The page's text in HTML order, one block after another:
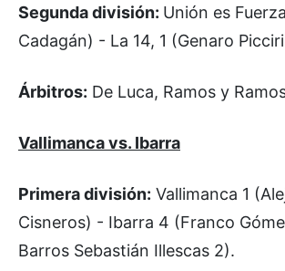
Segunda división: Unión es
Cadagán) - La 14, 1 (Genaro
Árbitros: De Luca, Ramos y
Vallimanca vs. Ibarra
Primera división: Vallimanca 1
Cisneros) - Ibarra 4 (Franco
Barros Sebastián Illescas 2).